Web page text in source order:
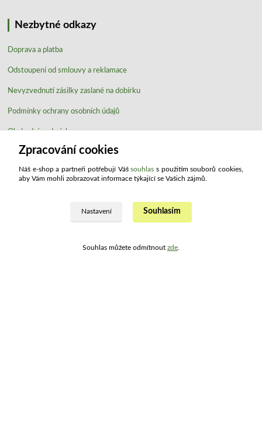
Nezbytné odkazy
Doprava a platba
Odstoupení od smlouvy a reklamace
Nevyzvednutí zásilky zaslané na dobírku
Podmínky ochrany osobních údajů
Obchodní podmínky
Používání cookies
Zpracování cookies
Náš e-shop a partneři potřebují Vášsouhlas s použitím souborů cookies,
aby Vám mohli zobrazovat informace týkající se Vašich zájmů.
Nastavení Souhlasím
Souhlas můžete odmítnout zde.